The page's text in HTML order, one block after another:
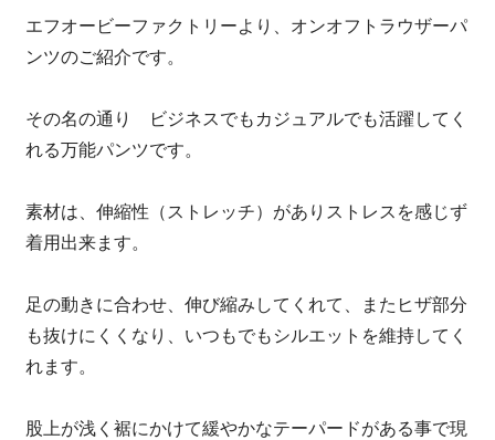
エフオービーファクトリーより、オンオフトラウザーパ
ンツのご紹介です。
その名の通り ビジネスでもカジュアルでも活躍してく
れる万能パンツです。
素材は、伸縮性（ストレッチ）がありストレスを感じず
着用出来ます。
足の動きに合わせ、伸び縮みしてくれて、またヒザ部分
も抜けにくくなり、いつもでもシルエットを維持してく
れます。
股上が浅く裾にかけて緩やかなテーパードがある事で現